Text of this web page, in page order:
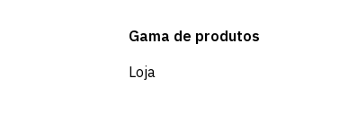
Gama de produtos
Loja